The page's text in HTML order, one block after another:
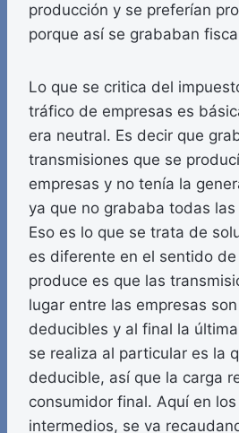
producción y se preferían
porque así se grababan
Lo que se critica del
tráfico de empresas es
era neutral. Es decir que
transmisiones que se
empresas y no tenía la
ya que no grababa todas
Eso es lo que se trata de
es diferente en el sentido
produce es que las
lugar entre las empresas
deducibles y al final la
se realiza al particular es la
deducible, así que la carga
consumidor final. Aquí en
intermedios, se va